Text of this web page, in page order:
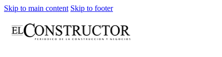
Skip to main content Skip to footer